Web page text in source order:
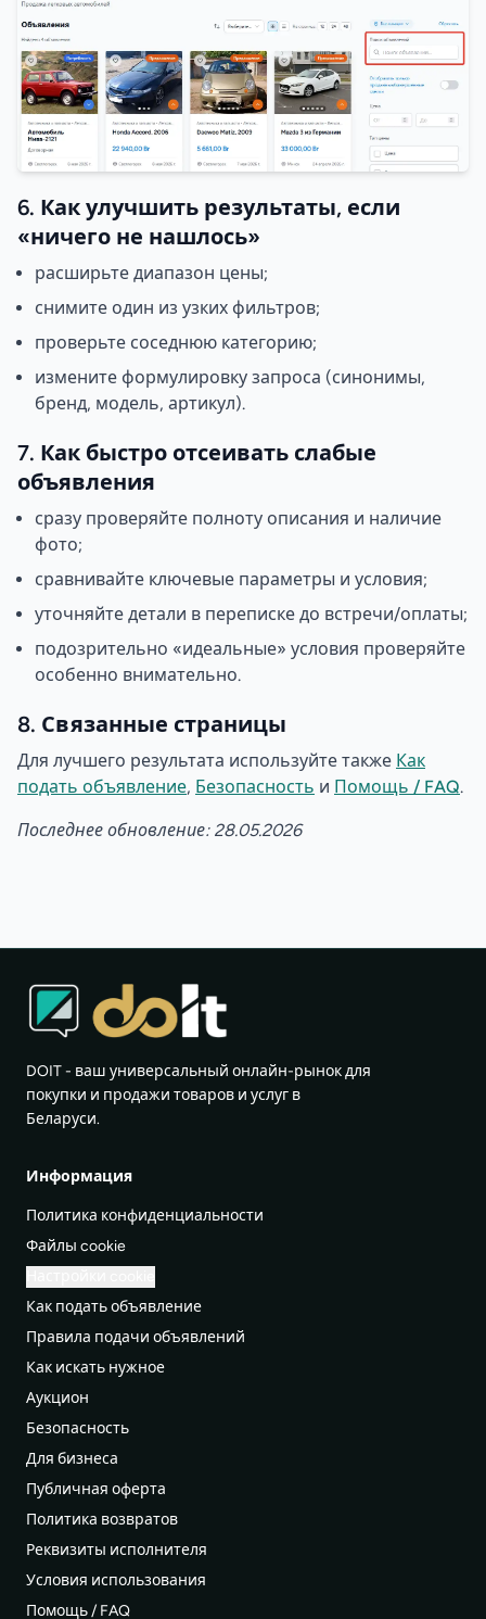
6. Как улучшить результаты, если
«ничего не нашлось»
расширьте диапазон цены;
снимите один из узких фильтров;
проверьте соседнюю категорию;
измените формулировку запроса (синонимы,
бренд, модель, артикул).
7. Как быстро отсеивать слабые
объявления
сразу проверяйте полноту описания и наличие
фото;
сравнивайте ключевые параметры и условия;
уточняйте детали в переписке до встречи/оплаты;
подозрительно «идеальные» условия проверяйте
особенно внимательно.
8. Связанные страницы
Для лучшего результата используйте также Как
подать объявление, Безопасность и Помощь / FAQ.
Последнее обновление: 28.05.2026
DOIT - ваш универсальный онлайн-рынок для
покупки и продажи товаров и услуг в
Беларуси.
Информация
Политика конфиденциальности
Файлы cookie
Как подать объявление
Правила подачи объявлений
Как искать нужное
Аукцион
Безопасность
Для бизнеса
Публичная оферта
Политика возвратов
Реквизиты исполнителя
Условия использования
Помощь / FAQ